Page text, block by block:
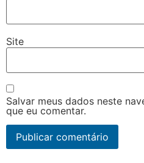
Site
Salvar meus dados neste
que eu comentar.